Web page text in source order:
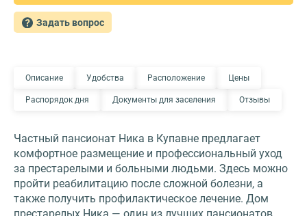
Задать вопрос
Описание Удобства Расположение Цены
Распорядок дня Документы для заселения Отзывы
Частный пансионат Ника в Купавне предлагает
комфортное размещение и профессиональный уход
за престарелыми и больными людьми. Здесь можно
пройти реабилитацию после сложной болезни, а
также получить профилактическое лечение. Дом